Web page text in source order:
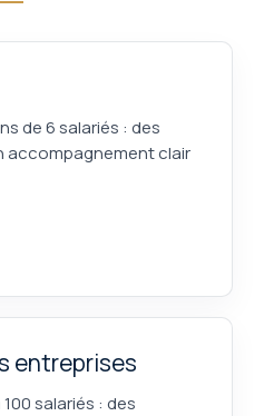
de 6 salariés : des
accompagnement clair
entreprises
salariés : des